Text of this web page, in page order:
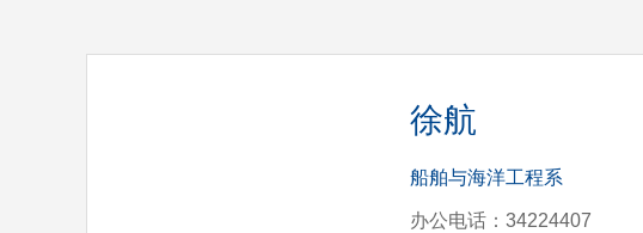
徐航
船舶与海洋工程系
办公电话：34224407